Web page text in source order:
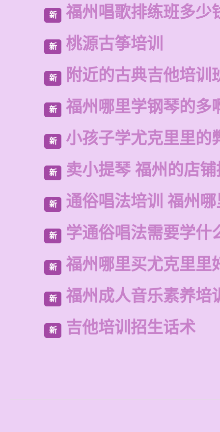
新 福州唱歌排练班多少
新 桃源古筝培训
新 附近的古典吉他培训
新 福州哪里学钢琴的多
新 小孩子学尤克里里的
新 卖小提琴 福州的店
新 通俗唱法培训 福州
新 学通俗唱法需要学什
新 福州哪里买尤克里里
新 福州成人音乐素养培
新 吉他培训招生话术